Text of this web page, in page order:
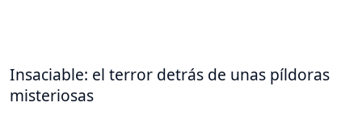
Insaciable: el terror detrás de unas píldoras
misteriosas